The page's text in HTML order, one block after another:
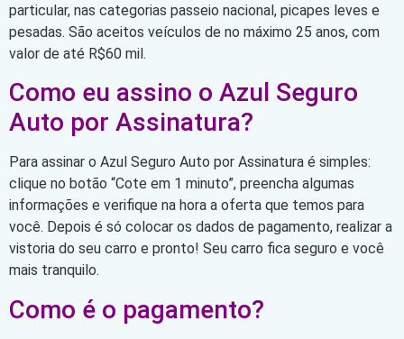
particular, nas categorias passeio nacional, picapes leves e
pesadas. São aceitos veículos de no máximo 25 anos, com
valor de até R$60 mil.
Como eu assino o Azul Seguro
Auto por Assinatura?
Para assinar o Azul Seguro Auto por Assinatura é simples:
clique no botão “Cote em 1 minuto”, preencha algumas
informações e verifique na hora a oferta que temos para
você. Depois é só colocar os dados de pagamento, realizar a
vistoria do seu carro e pronto! Seu carro fica seguro e você
mais tranquilo.
Como é o pagamento?